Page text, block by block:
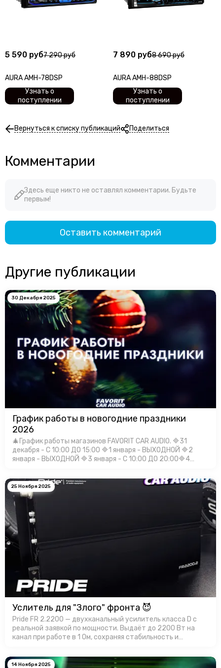
5 590 руб7 290 руб
AURA AMH-78DSP
Узнать о
поступлении
7 890 руб8 690 руб
AURA AMH-88DSP
Узнать о
поступлении
Вернуться к списку публикаций Поделиться
Комментарии
Здесь еще никто не оставлял комментарии. Будьте
первым!
Оставить комментарий
Другие публикации
30 Декабря 2025
График работы в новогодние праздники
2026
🎄График работы магазинов FAVORIT CAR AUDIO. 🔷31
декабря - С 10:00 ДО 15:00 🔷1 января - ВЫХОДНОЙ 🔷2
января - ВЫХОДНОЙ 🔷3 января - С 10:00 ДО 20:00🔷4
января - С 10:00 Д…
25 Ноября 2025
Услитель для "Злого" фронта 😈
Pride FR 2.2200 — двухканальный усилитель класса D с
реальной заявкой по мощности. Выдаёт до 2200 Вт на
канал при работе в 1 Ом, сохраняя стабильность и
теплоотвод, а продуманная …
14 Ноября 2025